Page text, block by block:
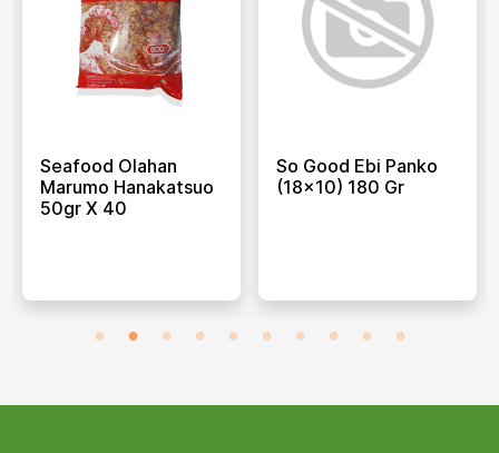
Seafood Olahan
Marumo Hanakatsuo
50gr X 40
So Good Ebi Panko
(18x10) 180 Gr